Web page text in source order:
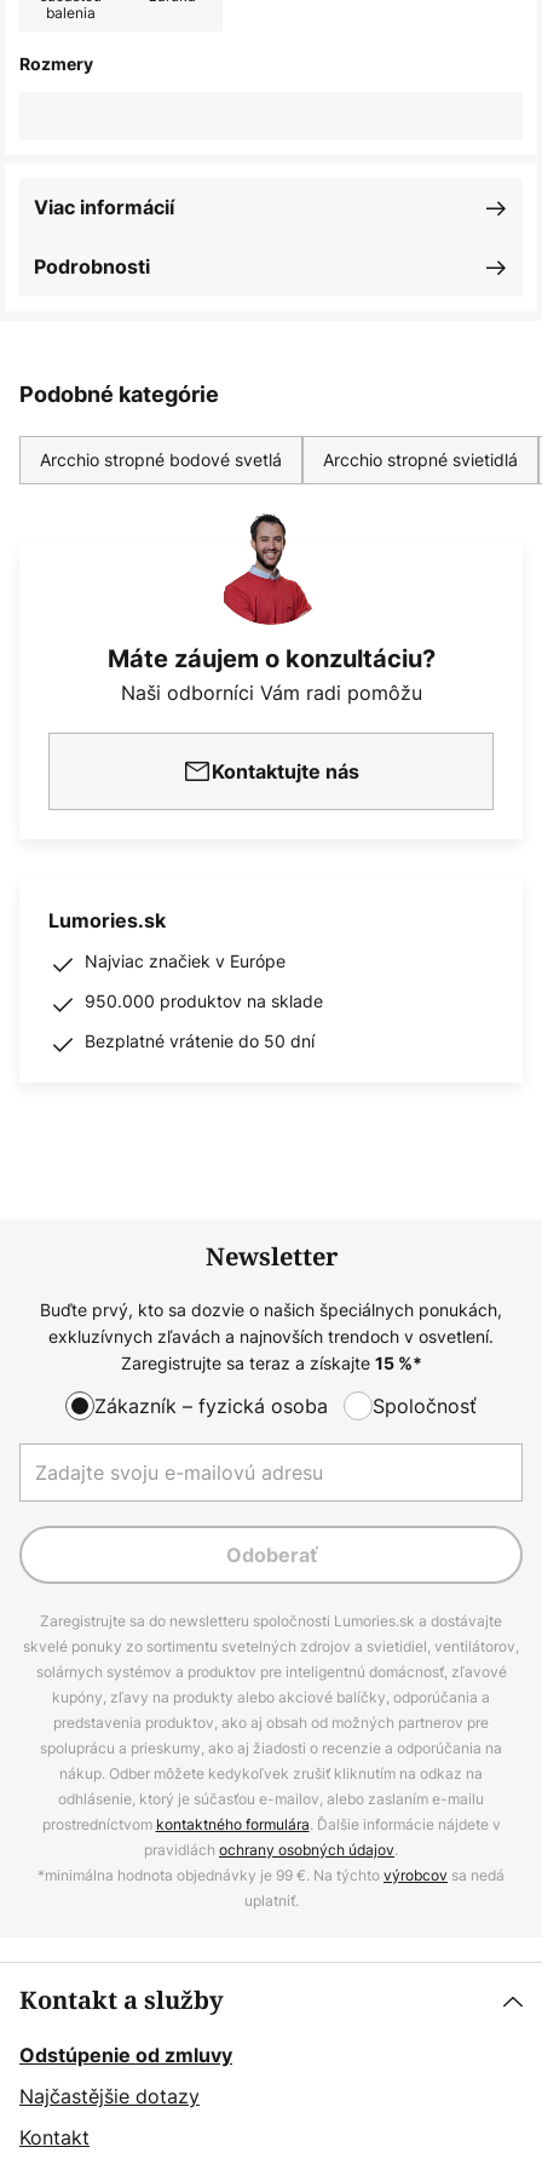
balenia
Rozmery
Podrobnosti
Viac informácií
Podobné kategórie
Arcchio stropné bodové svetlá Arcchio stropné svietidlá
Máte záujem o konzultáciu?
Naši odborníci Vám radi pomôžu
Kontaktujte nás
Lumories.sk
Najviac značiek v Európe
950.000 produktov na sklade
Bezplatné vrátenie do 50 dní
Newsletter
Buďte prvý, kto sa dozvie o našich špeciálnych ponukách,
exkluzívnych zľavách a najnovších trendoch v osvetlení.
Zaregistrujte sa teraz a získajte 15%*
Zákazník – fyzická osoba Spoločnosť
Odoberať
Zaregistrujte sa do newsletteru spoločnosti Lumories.sk a dostávajte
skvelé ponuky zo sortimentu svetelných zdrojov a svietidiel, ventilátorov,
solárnych systémov a produktov pre inteligentnú domácnosť, zľavové
kupóny, zľavy na produkty alebo akciové balíčky, odporúčania a
predstavenia produktov, ako aj obsah od možných partnerov pre
spoluprácu a prieskumy, ako aj žiadosti o recenzie a odporúčania na
nákup. Odber môžete kedykoľvek zrušiť kliknutím na odkaz na
odhlásenie, ktorý je súčasťou e-mailov, alebo zaslaním e-mailu
prostredníctvom kontaktného formulára. Ďalšie informácie nájdete v
pravidlách ochrany osobných údajov.
*minimálna hodnota objednávky je 99 €. Na týchtovýrobcov sa nedá
uplatniť.
Kontakt a služby
Odstúpenie od zmluvy
Najčastějšie dotazy
Kontakt